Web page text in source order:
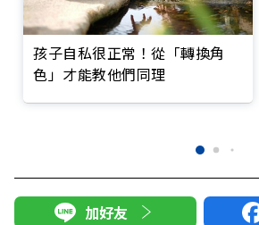
孩子自私很正常！從「轉換角
色」才能教他們同理
加好友